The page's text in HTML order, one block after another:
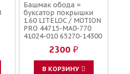
Башмак обода =
буксатор покрышки
1.60 LITELOC / MOTION
PRO 44715-MA0-770
41024-010 65270-14300
2300 ₽
В КОРЗИНУ